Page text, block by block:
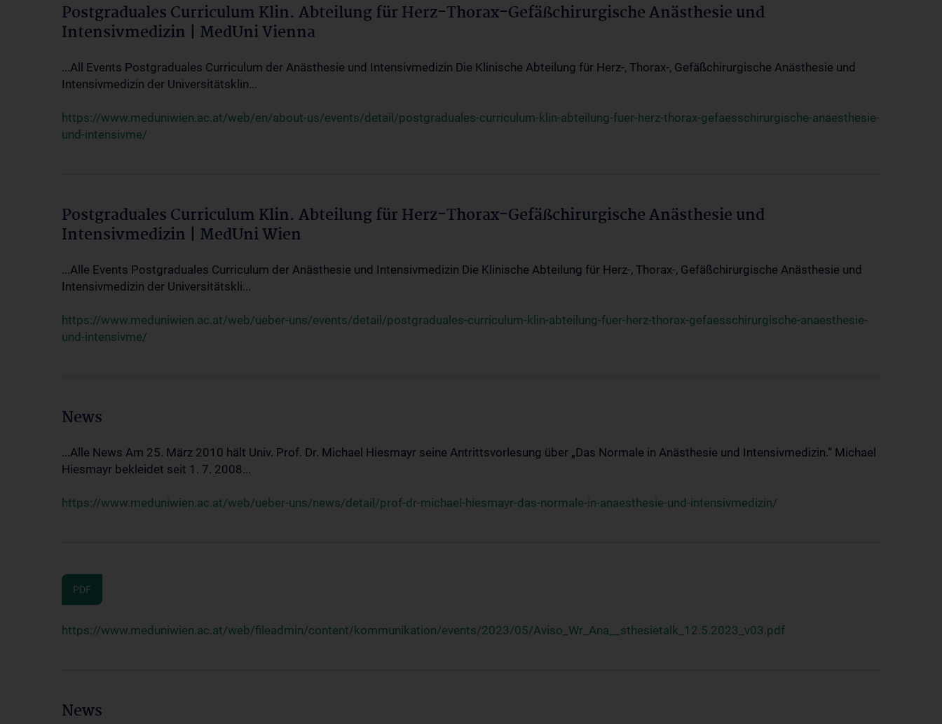
Postgraduales Curriculum Klin. Abteilung für Herz-Thorax-Gefäßchirurgische Anästhesie und
Intensivmedizin | MedUni Vienna
...All Events Postgraduales Curriculum der Anästhesie und Intensivmedizin Die Klinische Abteilung für Herz-, Thorax-, Gefäßchirurgische Anästhesie und
Intensivmedizin der Universitätsklin...
https://www.meduniwien.ac.at/web/en/about-us/events/detail/postgraduales-curriculum-klin-abteilung-fuer-herz-thorax-gefaesschirurgische-anaesthesie-
und-intensivme/
Postgraduales Curriculum Klin. Abteilung für Herz-Thorax-Gefäßchirurgische Anästhesie und
Intensivmedizin | MedUni Wien
...Alle Events Postgraduales Curriculum der Anästhesie und Intensivmedizin Die Klinische Abteilung für Herz-, Thorax-, Gefäßchirurgische Anästhesie und
Intensivmedizin der Universitätskli...
https://www.meduniwien.ac.at/web/ueber-uns/events/detail/postgraduales-curriculum-klin-abteilung-fuer-herz-thorax-gefaesschirurgische-anaesthesie-
und-intensivme/
News
...Alle News Am 25. März 2010 hält Univ. Prof. Dr. Michael Hiesmayr seine Antrittsvorlesung über „Das Normale in Anästhesie und Intensivmedizin.“ Michael
Hiesmayr bekleidet seit 1. 7. 2008...
https://www.meduniwien.ac.at/web/ueber-uns/news/detail/prof-dr-michael-hiesmayr-das-normale-in-anaesthesie-und-intensivmedizin/
PDF
https://www.meduniwien.ac.at/web/fileadmin/content/kommunikation/events/2023/05/Aviso_Wr_Ana__sthesietalk_12.5.2023_v03.pdf
News